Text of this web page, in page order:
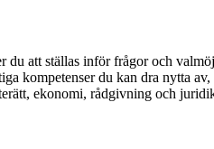
att ställas inför frågor och
kompetenser du kan dra nytta
ekonomi, rådgivning och